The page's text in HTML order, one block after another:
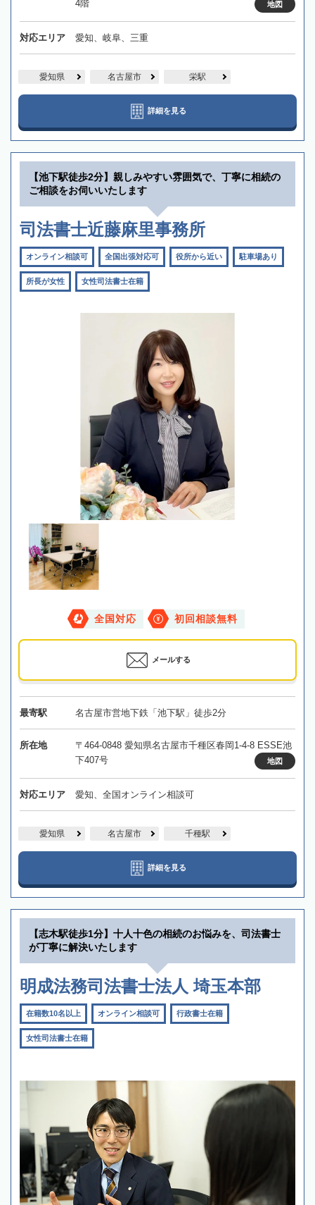
4階 地図
対応エリア 愛知、岐阜、三重
愛知県 名古屋市 栄駅
詳細を見る
【池下駅徒歩2分】親しみやすい雰囲気で、丁寧に相続の
ご相談をお伺いいたします
司法書士近藤麻里事務所
オンライン相談可 全国出張対応可 役所から近い 駐車場あり
所長が女性 女性司法書士在籍
全国対応 初回相談無料
メールする
最寄駅 名古屋市営地下鉄「池下駅」徒歩2分
所在地
〒464-0848 愛知県名古屋市千種区春岡1-4-8 ESSE池
下407号
地図
対応エリア 愛知、全国オンライン相談可
愛知県 名古屋市 千種駅
詳細を見る
【志木駅徒歩1分】十人十色の相続のお悩みを、司法書士
が丁寧に解決いたします
明成法務司法書士法人 埼玉本部
在籍数10名以上 オンライン相談可 行政書士在籍
女性司法書士在籍